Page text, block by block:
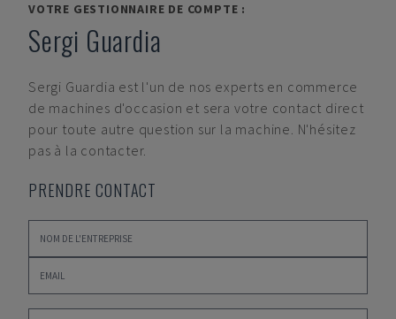
VOTRE GESTIONNAIRE DE COMPTE :
Sergi Guardia
Sergi Guardia est l'un de nos experts en commerce
de machines d'occasion et sera votre contact direct
pour toute autre question sur la machine. N'hésitez
pas à la contacter.
PRENDRE CONTACT